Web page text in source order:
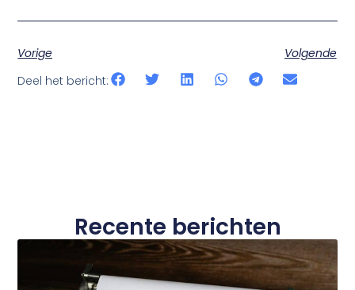
Vorige
Volgende
Deel het bericht:
Recente berichten